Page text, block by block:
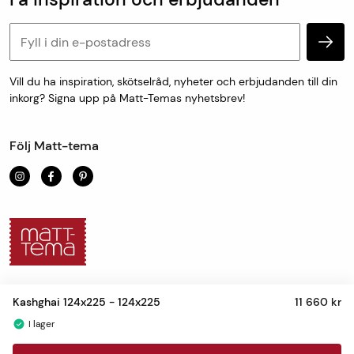
Mått- och specialtillverkade varor skickas från oss inom
För uthämtning i butik är leveranstiden 1-7 dagar.
Kashghai 124x225 - 124x225 11 660 kr
I lager
Köp & leveransvillkor
Retur & reklamation
Personuppgifter och cookies
Vill du ha inspiration, skötselråd, nyheter och erbjudanden till din
inkorg? Signa upp på Matt-Temas nyhetsbrev!
Följ Matt-tema